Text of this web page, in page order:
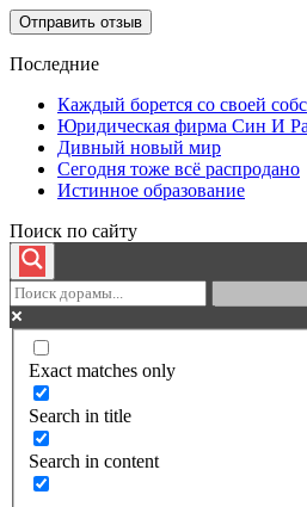
Последние
Каждый борется со своей
Юридическая фирма Син И
Дивный новый мир
Сегодня тоже всё распродано
Истинное образование
Поиск по сайту
Exact matches only
Search in title
Search in content